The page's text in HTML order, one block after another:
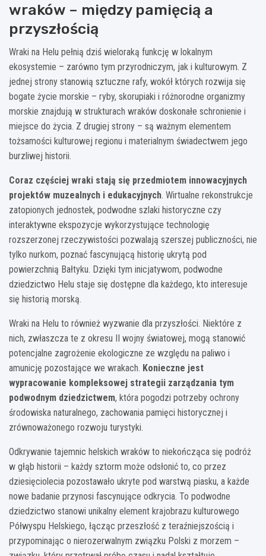
wraków – między pamięcią a
przyszłością
Wraki na Helu pełnią dziś wieloraką funkcję w lokalnym
ekosystemie – zarówno tym przyrodniczym, jak i kulturowym. Z
jednej strony stanowią sztuczne rafy, wokół których rozwija się
bogate życie morskie – ryby, skorupiaki i różnorodne organizmy
morskie znajdują w strukturach wraków doskonałe schronienie i
miejsce do życia. Z drugiej strony – są ważnym elementem
tożsamości kulturowej regionu i materialnym świadectwem jego
burzliwej historii.
Coraz częściej wraki stają się przedmiotem innowacyjnych
projektów muzealnych i edukacyjnych. Wirtualne rekonstrukcje
zatopionych jednostek, podwodne szlaki historyczne czy
interaktywne ekspozycje wykorzystujące technologię
rozszerzonej rzeczywistości pozwalają szerszej publiczności, nie
tylko nurkom, poznać fascynującą historię ukrytą pod
powierzchnią Bałtyku. Dzięki tym inicjatywom, podwodne
dziedzictwo Helu staje się dostępne dla każdego, kto interesuje
się historią morską.
Wraki na Helu to również wyzwanie dla przyszłości. Niektóre z
nich, zwłaszcza te z okresu II wojny światowej, mogą stanowić
potencjalne zagrożenie ekologiczne ze względu na paliwo i
amunicję pozostające we wrakach. Konieczne jest
wypracowanie kompleksowej strategii zarządzania tym
podwodnym dziedzictwem, która pogodzi potrzeby ochrony
środowiska naturalnego, zachowania pamięci historycznej i
zrównoważonego rozwoju turystyki.
Odkrywanie tajemnic helskich wraków to niekończąca się podróż
w głąb historii – każdy sztorm może odsłonić to, co przez
dziesięciolecia pozostawało ukryte pod warstwą piasku, a każde
nowe badanie przynosi fascynujące odkrycia. To podwodne
dziedzictwo stanowi unikalny element krajobrazu kulturowego
Półwyspu Helskiego, łącząc przeszłość z teraźniejszością i
przypominając o nierozerwalnym związku Polski z morzem –